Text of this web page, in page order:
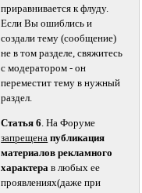
приравнивается к флуду.
Если Вы ошиблись и
создали тему (сообщение)
не в том разделе, свяжитесь
с модератором - он
переместит тему в нужный
раздел.
Статья 6 . На Форуме
запрещена публикация
материалов рекламного
характера в любых ее
проявлениях(даже при